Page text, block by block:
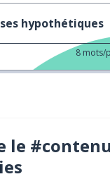
hypothétiques
8 mots/
le